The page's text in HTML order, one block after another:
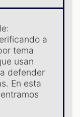
a
tema
usan
defender
En esta